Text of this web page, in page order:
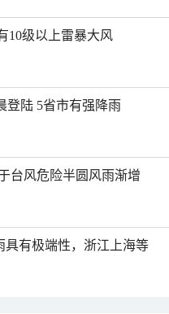
10级以上雷暴大风
登陆 5省市有强降雨
台风危险半圆风雨渐增
具有极端性，浙江上海等